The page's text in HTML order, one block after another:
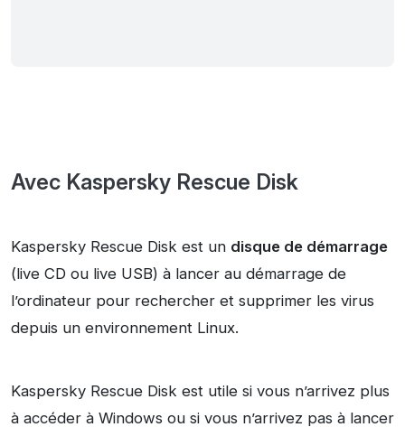
Avec Kaspersky Rescue Disk
Kaspersky Rescue Disk est un disque de démarrage
(live CD ou live USB) à lancer au démarrage de
l’ordinateur pour rechercher et supprimer les virus
depuis un environnement Linux.
Kaspersky Rescue Disk est utile si vous n’arrivez plus
à accéder à Windows ou si vous n’arrivez pas à lancer